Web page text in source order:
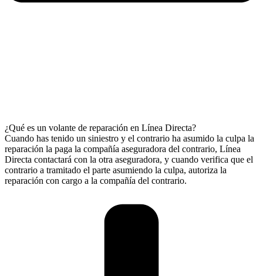
¿Qué es un volante de reparación en Línea Directa?
Cuando has tenido un siniestro y el contrario ha asumido la culpa la
reparación la paga la compañía aseguradora del contrario, Línea
Directa contactará con la otra aseguradora, y cuando verifica que el
contrario a tramitado el parte asumiendo la culpa, autoriza la
reparación con cargo a la compañía del contrario.